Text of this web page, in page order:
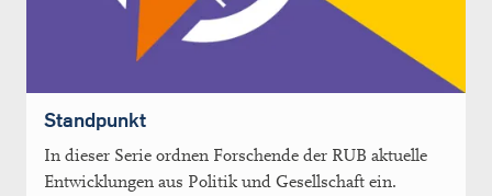
Standpunkt
In dieser Serie ordnen Forschende der RUB aktuelle
Entwicklungen aus Politik und Gesellschaft ein.